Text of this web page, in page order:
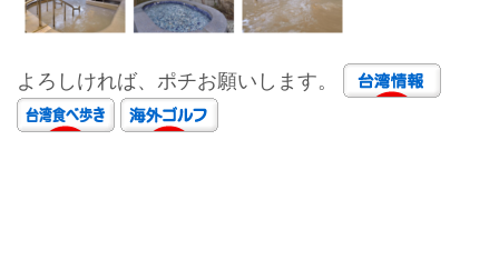
よろしければ、ポチお願いします。